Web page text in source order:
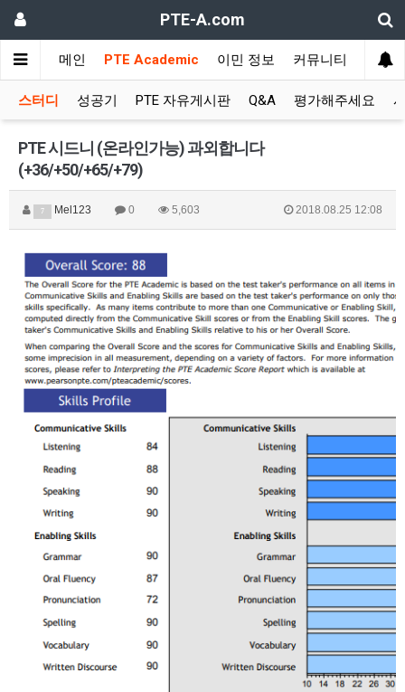
PTE-A.com
메인 PTE Academic 이민 정보 커뮤니티
스터디 성공기 PTE 자유게시판 Q&A 평가해주세요
PTE 시드니 (온라인가능) 과외합니다
(+36/+50/+65/+79)
7 Mel123 0 5,603 2018.08.25 12:08